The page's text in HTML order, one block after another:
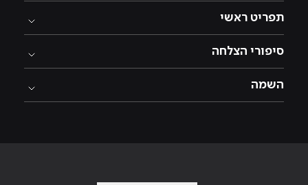
תפריט ראשי
סיפורי הצלחה
השמה